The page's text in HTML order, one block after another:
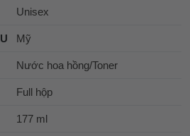
Unisex
Mỹ
Nước hoa hồng/Toner
Full hộp
177 ml